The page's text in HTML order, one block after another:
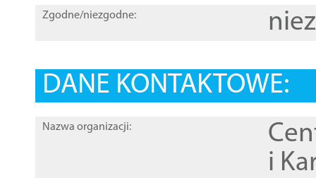
Zgodne/niezgodne:
DANE KONTAKTOWE:
Nazwa organizacji:
i